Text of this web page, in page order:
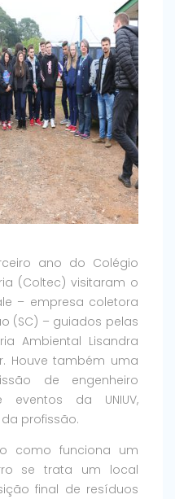
ano do Colégio
(Coltec) visitaram o
– empresa coletora
(SC) – guiados pelas
Ambiental Lisandra
Houve também uma
de engenheiro
da UNIUV,
profissão.
como funciona um
se trata um local
final de resíduos